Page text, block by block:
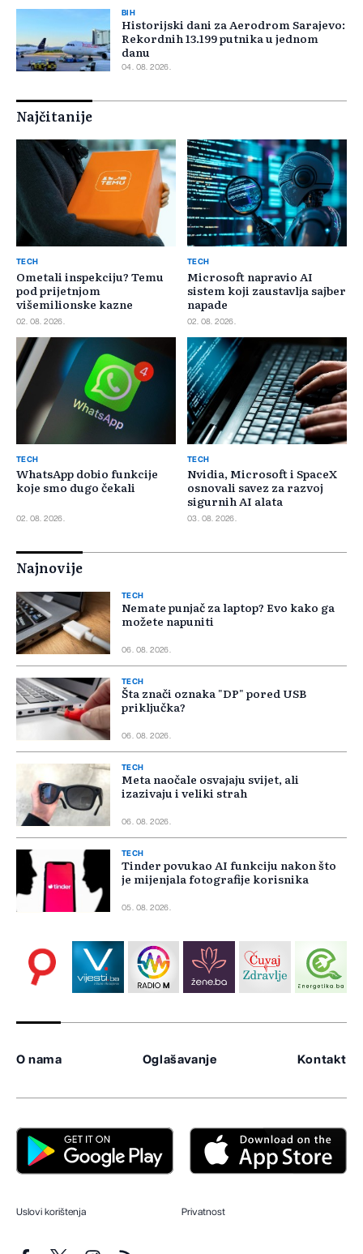
BIH
Historijski dani za Aerodrom Sarajevo:
Rekordnih 13.199 putnika u jednom
danu
04. 08. 2026.
Najčitanije
TECH
Ometali inspekciju? Temu
pod prijetnjom
višemilionske kazne
02. 08. 2026.
TECH
Microsoft napravio AI
sistem koji zaustavlja sajber
napade
02. 08. 2026.
TECH
WhatsApp dobio funkcije
koje smo dugo čekali
02. 08. 2026.
TECH
Nvidia, Microsoft i SpaceX
osnovali savez za razvoj
sigurnih AI alata
03. 08. 2026.
Najnovije
TECH
Nemate punjač za laptop? Evo kako ga
možete napuniti
06. 08. 2026.
TECH
Šta znači oznaka "DP" pored USB
priključka?
06. 08. 2026.
TECH
Meta naočale osvajaju svijet, ali
izazivaju i veliki strah
06. 08. 2026.
TECH
Tinder povukao AI funkciju nakon što
je mijenjala fotografije korisnika
05. 08. 2026.
O nama Oglašavanje Kontakt
Uslovi korištenja Privatnost